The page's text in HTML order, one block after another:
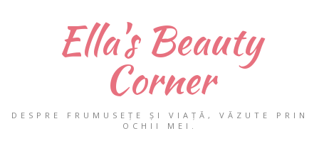
Ella's Beauty
Corner
DESPRE FRUMUSEȚE ȘI VIAȚĂ, VĂZUTE PRIN
OCHII MEI.